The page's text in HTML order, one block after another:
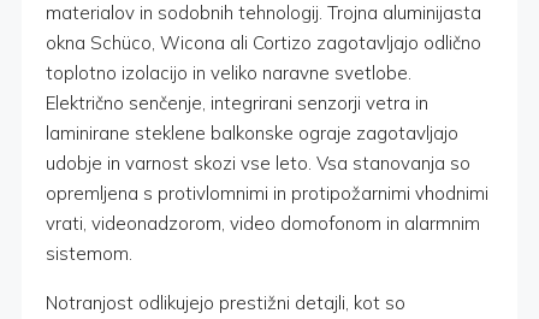
materialov in sodobnih tehnologij. Trojna aluminijasta
okna Schüco, Wicona ali Cortizo zagotavljajo odlično
toplotno izolacijo in veliko naravne svetlobe.
Električno senčenje, integrirani senzorji vetra in
laminirane steklene balkonske ograje zagotavljajo
udobje in varnost skozi vse leto. Vsa stanovanja so
opremljena s protivlomnimi in protipožarnimi vhodnimi
vrati, videonadzorom, video domofonom in alarmnim
sistemom.
Notranjost odlikujejo prestižni detajli, kot so